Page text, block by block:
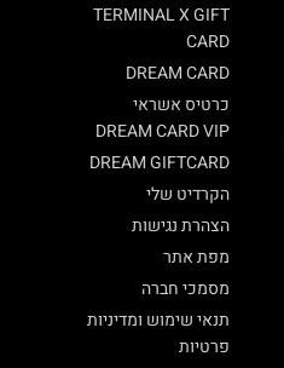
TERMINAL X GIFT
CARD
DREAM CARD
כרטיס אשראי
DREAM CARD VIP
DREAM GIFTCARD
הקרדיט שלי
הצהרת נגישות
מפת אתר
מסמכי חברה
תנאי שימוש ומדיניות
פרטיות